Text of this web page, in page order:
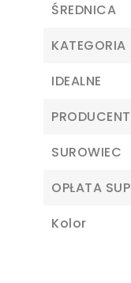
ŚREDNICA
KATEGORIA
IDEALNE
PRODUCENT
SUROWIEC
OPŁATA SUP
Kolor